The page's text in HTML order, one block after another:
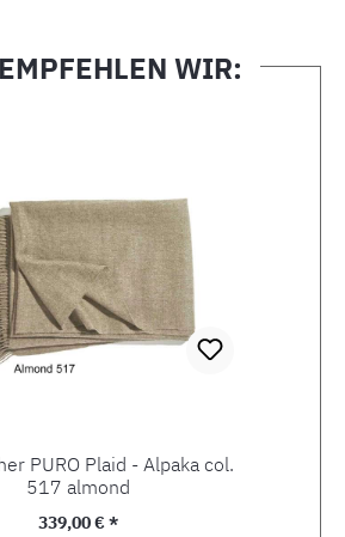
WIR:
PURO Plaid - Alpaka col.
517 almond
Regulärer Preis:
339,00 € *